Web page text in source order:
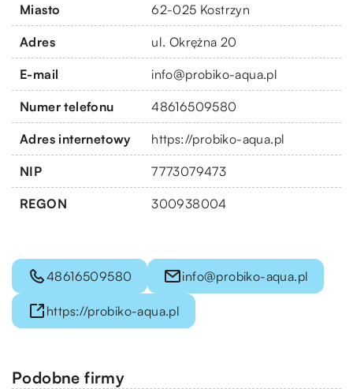
Miasto 62-025 Kostrzyn
Adres ul. Okrężna 20
E-mail info@probiko-aqua.pl
Numer telefonu 48616509580
Adres internetowy https://probiko-aqua.pl
NIP 7773079473
REGON 300938004
48616509580 info@probiko-aqua.pl
https://probiko-aqua.pl
Podobne firmy